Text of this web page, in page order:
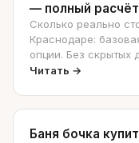
— полный расчёт
Сколько реально
Краснодаре:
опции. Без скрытых
Читать →
Баня бочка